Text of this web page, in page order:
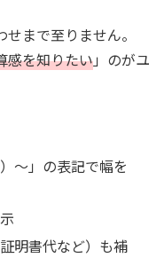
まで至りません。
感を知りたい」のがユ
〜」の表記で幅を
明書代など）も補